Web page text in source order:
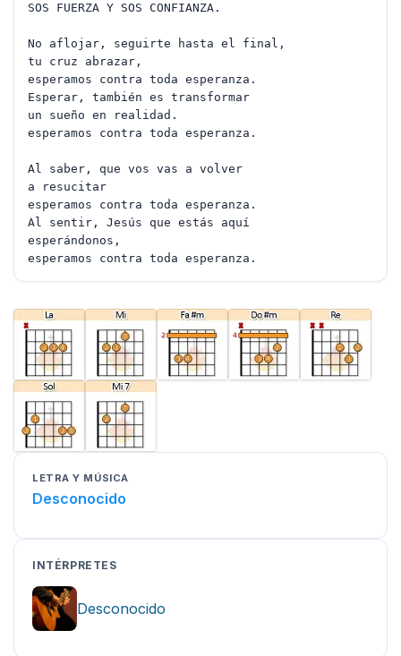
SOS FUERZA Y SOS CONFIANZA.
No aflojar, seguirte hasta el final,
tu cruz abrazar,
esperamos contra toda esperanza.
Esperar, también es transformar
un sueño en realidad.
esperamos contra toda esperanza.
Al saber, que vos vas a volver
a resucitar
esperamos contra toda esperanza.
Al sentir, Jesús que estás aquí
esperándonos,
esperamos contra toda esperanza.
LETRA Y MÚSICA
Desconocido
INTÉRPRETES
Desconocido